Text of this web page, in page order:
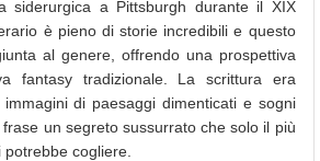
siderurgica a Pittsburgh durante il XIX
è pieno di storie incredibili e questo
al genere, offrendo una prospettiva
fantasy tradizionale. La scrittura era
di paesaggi dimenticati e sogni
un segreto sussurrato che solo il più
cogliere.